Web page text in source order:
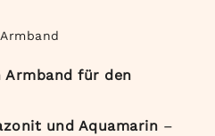
Armband für den
und Aquamarin –